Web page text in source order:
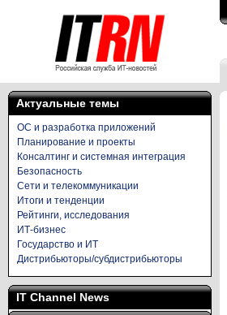
Актуальные темы
ОС и разработка приложений
Планирование и проекты
Консалтинг и системная интеграция
Безопасность
Сети и телекоммуникации
Итоги и тенденции
Рейтинги, исследования
ИТ-бизнес
Государство и ИТ
Дистрибьюторы/субдистрибьюторы
IT Channel News